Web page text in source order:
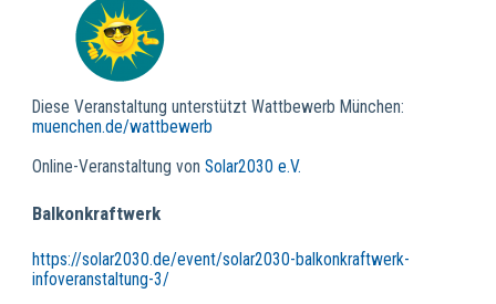
Diese Veranstaltung unterstützt Wattbewerb München:
muenchen.de/wattbewerb
Online-Veranstaltung von Solar2030 e.V.
Balkonkraftwerk
https://solar2030.de/event/solar2030-balkonkraftwerk-
infoveranstaltung-3/